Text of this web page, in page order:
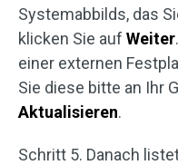
Systemabbilds, das
klicken Sie auf Weiter
einer externen
Sie diese bitte an Ihr
Aktualisieren.
Schritt 5. Danach